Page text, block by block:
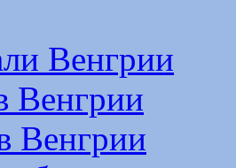
Венгрии
Венгрии
Венгрии